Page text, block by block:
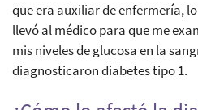
que era auxiliar de enfermería,
llevó al médico para que me
mis niveles de glucosa en la
diagnosticaron diabetes tipo 1.